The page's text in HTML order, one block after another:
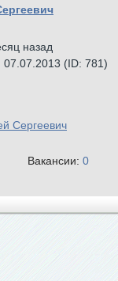
назад
07.07.2013 (ID: 781)
Сергеевич
Вакансии: 0